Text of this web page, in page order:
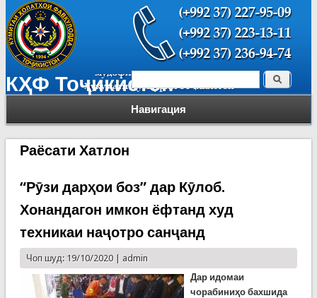
КҲФ Тоҷикистон
Навигация
Форма поиска Поиск
Раёсати Хатлон
“Рӯзи дарҳои боз” дар Кӯлоб.
Хонандагон имкон ёфтанд худ
техникаи наҷотро санҷанд
Чоп шуд: 19/10/2020 | admin
Дар идомаи
чорабиниҳо бахшида